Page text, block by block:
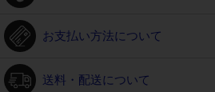
お支払い方法について
送料・配送について